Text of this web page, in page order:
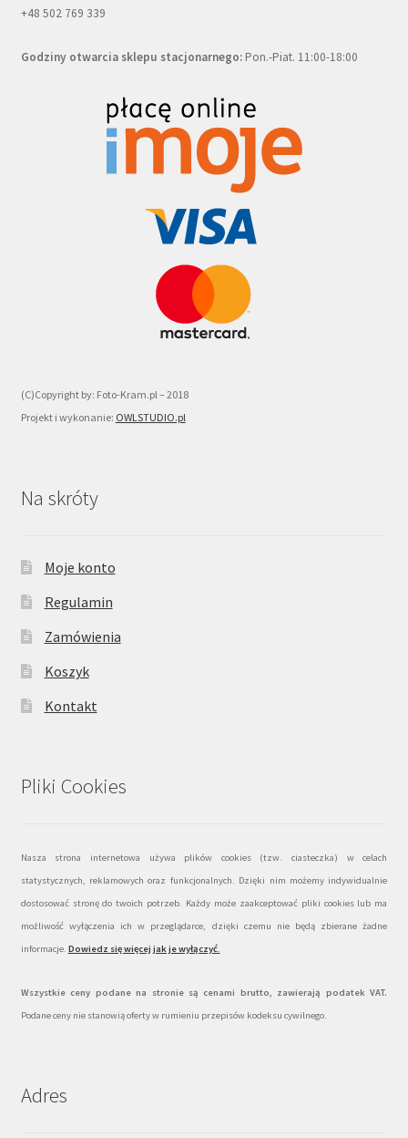
+48 502 769 339
Godziny otwarcia sklepu stacjonarnego:Pon.-Piat. 11:00-18:00
(C)Copyright by: Foto-Kram.pl – 2018
Projekt i wykonanie: OWLSTUDIO.pl
Na skróty
Moje konto
Regulamin
Zamówienia
Koszyk
Kontakt
Pliki Cookies
Nasza strona internetowa używa plików cookies (tzw. ciasteczka) w celach
statystycznych, reklamowych oraz funkcjonalnych. Dzięki nim możemy indywidualnie
dostosować stronę do twoich potrzeb. Każdy może zaakceptować pliki cookies lub ma
możliwość wyłączenia ich w przeglądarce, dzięki czemu nie będą zbierane żadne
informacje. Dowiedz się więcej jak je wyłączyć.
Wszystkie ceny podane na stronie są cenami brutto, zawierają podatek VAT.
Podane ceny nie stanowią oferty w rumieniu przepisów kodeksu cywilnego.
Adres